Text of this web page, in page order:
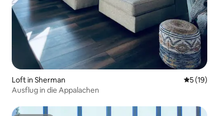
Loft in Sherman
5 (19)
Ausflug in die Appalachen